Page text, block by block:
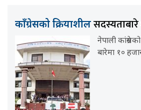
काँग्रेसको क्रियाशील
नेपाली
बारेमा १०